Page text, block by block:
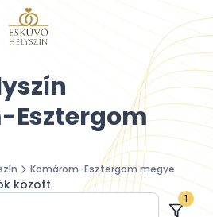
Esztergom
Komárom-Esztergom megye
között
1